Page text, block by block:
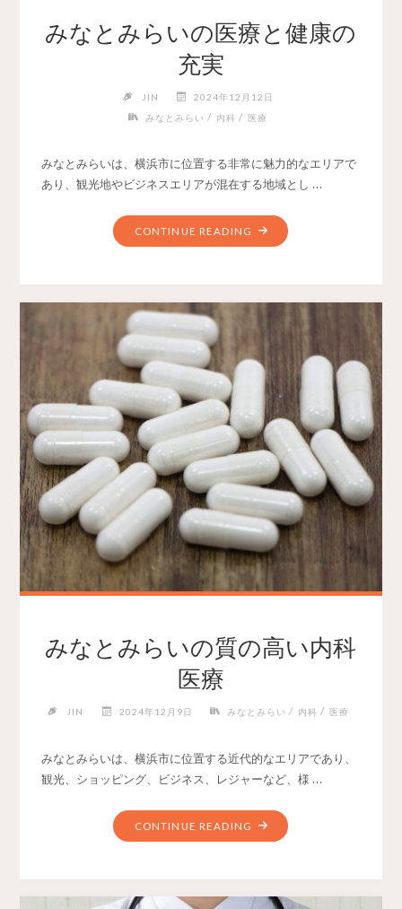
みなとみらいの医療と健康の
充実
JIN
2024年12月12日
みなとみらい / 内科 / 医療
みなとみらいは、横浜市に位置する非常に魅力的なエリアで
あり、観光地やビジネスエリアが混在する地域とし …
CONTINUE READING
みなとみらいの質の高い内科
医療
JIN 2024年12月9日 みなとみらい / 内科 / 医療
みなとみらいは、横浜市に位置する近代的なエリアであり、
観光、ショッピング、ビジネス、レジャーなど、様 …
CONTINUE READING